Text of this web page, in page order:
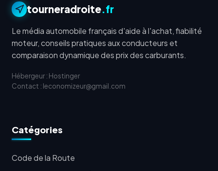
tourneradroite.fr
Le média automobile français d'aide à l'achat, fiabilité
moteur, conseils pratiques aux conducteurs et
comparaison dynamique des prix des carburants.
Hébergeur : Hostinger
Contact : leconomizeur@gmail.com
Catégories
Code de la Route